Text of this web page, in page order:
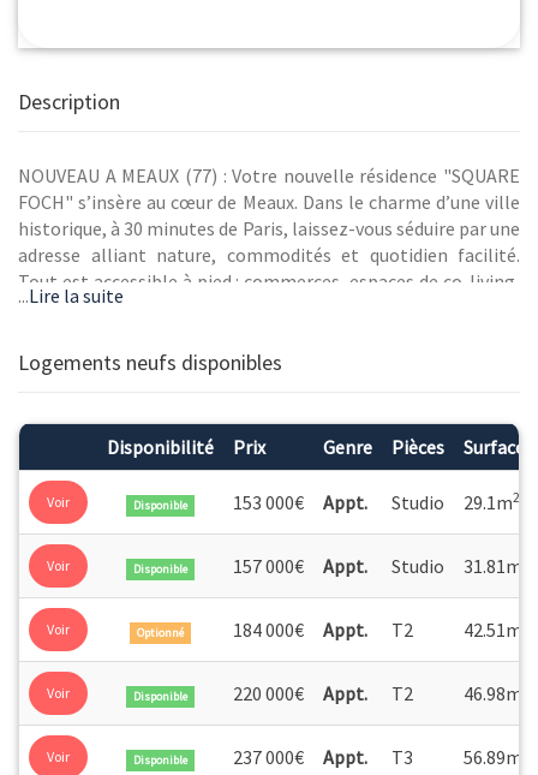
Description
NOUVEAU A MEAUX (77) : Votre nouvelle résidence "SQUARE
FOCH" s’insère au cœur de Meaux. Dans le charme d’une ville
historique, à 30 minutes de Paris, laissez-vous séduire par une
adresse alliant nature, commodités et quotidien facilité.
Tout est accessible à pied : commerces, espaces de co-living,
infrastructures sportives… Idéalement situé, votre future
agréables non loin des bords de Marne. Les appartements se
terrasse en plein ciel. Vous profiterez pour l’acquisition de
votre résidence principale du nouveau PTZ. Contactez l’un de
nos conseillers pour obtenir plus d’informations. Une
réalisation en co-promotion Groupe Duval et VINCI
Immobilier.
...Lire la suite
Logements neufs disponibles
Disponibilité Prix Genre Pièces Surface
Voir Disponible 153 000€ Appt. Studio 29.1m2
Voir Disponible 157 000€ Appt. Studio 31.81m
Voir Optionné 184 000€ Appt. T2 42.51m
Voir Disponible 220 000€ Appt. T2 46.98m
Voir Disponible 237 000€ Appt. T3 56.89m